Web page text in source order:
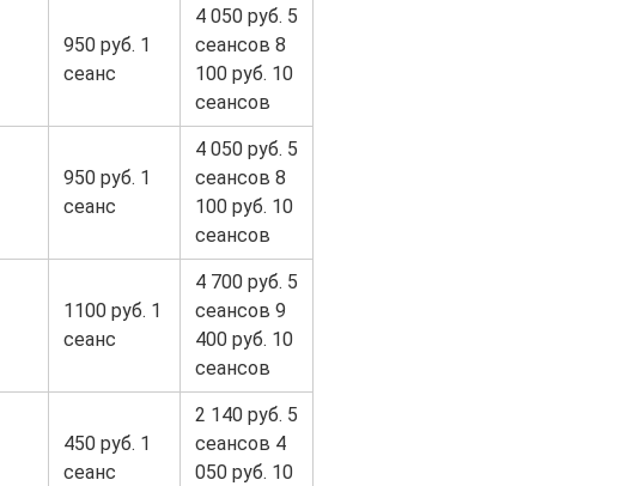
950 руб. 1
сеанс
4 050 руб. 5
сеансов 8
100 руб. 10
сеансов
950 руб. 1
сеанс
4 050 руб. 5
сеансов 8
100 руб. 10
сеансов
1100 руб. 1
сеанс
4 700 руб. 5
сеансов 9
400 руб. 10
сеансов
450 руб. 1
сеанс
2 140 руб. 5
сеансов 4
050 руб. 10